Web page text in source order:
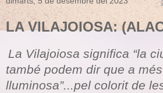
LA VILAJOIOSA:
La Vilajoiosa significa “la
també podem dir que a
lluminosa”...pel colorit de